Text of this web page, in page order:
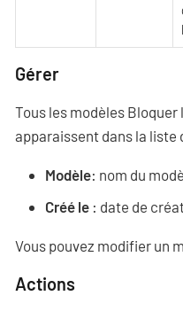
Gérer
Tous les modèles Bloquer
apparaissent dans la liste
Modèle: nom du
Créé le : date de
Vous pouvez modifier un
Actions